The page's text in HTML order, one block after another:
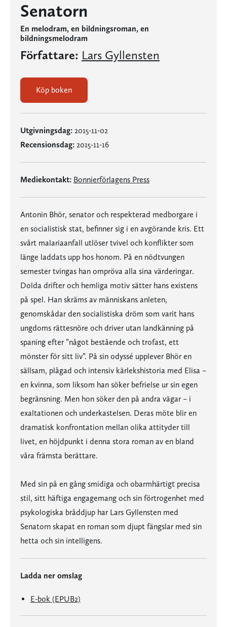
Senatorn
En melodram, en bildningsroman, en
bildningsmelodram
Författare: Lars Gyllensten
Köp boken
Utgivningsdag: 2015-11-02
Recensionsdag: 2015-11-16
Mediekontakt: Bonnierförlagens Press
Antonin Bhör, senator och respekterad medborgare i
en socialistisk stat, befinner sig i en avgörande kris. Ett
svårt malariaanfall utlöser tvivel och konflikter som
länge laddats upp hos honom. På en nödtvungen
semester tvingas han ompröva alla sina värderingar.
Dolda drifter och hemliga motiv sätter hans existens
på spel. Han skräms av människans anleten,
genomskådar den socialistiska dröm som varit hans
ungdoms rättesnöre och driver utan landkänning på
spaning efter ”något bestående och trofast, ett
mönster för sitt liv”. På sin odyssé upplever Bhör en
sällsam, plågad och intensiv kärlekshistoria med Elisa –
en kvinna, som liksom han söker befrielse ur sin egen
begränsning. Men hon söker den på andra vägar – i
exaltationen och underkastelsen. Deras möte blir en
dramatisk konfrontation mellan olika attityder till
livet, en höjdpunkt i denna stora roman av en bland
våra främsta berättare.
Med sin på en gång smidiga och obarmhärtigt precisa
stil, sitt häftiga engagemang och sin förtrogenhet med
psykologiska bråddjup har Lars Gyllensten med
Senatorn skapat en roman som djupt fängslar med sin
hetta och sin intelligens.
Ladda ner omslag
E-bok (EPUB2)